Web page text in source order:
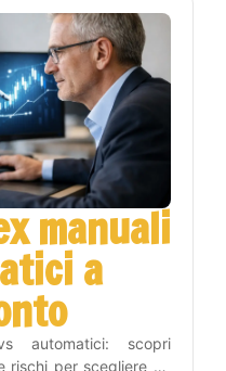
manuali
a
automatici: scopri
per scegliere un